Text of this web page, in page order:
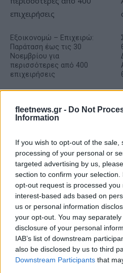
fleetnews.gr - Do Not
Information
If you wish to opt-out of the
processing of your personal or
targeted advertising by us,
section to confirm your
opt-out request is processed you
interest-based ads based on
us or personal information
your opt-out. You may
disclosure of your personal
IAB’s list of downstream
also be disclosed by us to third
Downstream Participants that
Εξοικονομώ – Επιχειρώ:
Παράταση έως τις 30
Νοεμβρίου για
περισσότερες από 400
επιχειρήσεις
Media: Με ενίσχυση 8 εκατ.
ξεκίνησε το πρόγραμμα
ΕΔΟΕΑΠ
Νέα Mercedes-Benz GLB:
Hybrid και Electric, με